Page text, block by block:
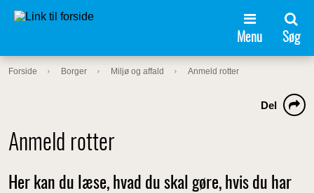
Menu Søg
Forside Borger Miljø og affald Anmeld rotter
Anmeld rotter
Del
Her kan du læse, hvad du skal gøre, hvis du har